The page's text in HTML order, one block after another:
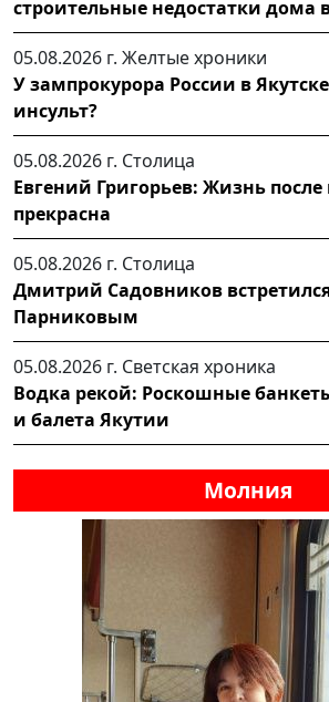
строительные недостатки дома
05.08.2026 г. Желтые хроники
У зампрокурора России в
инсульт?
05.08.2026 г. Столица
Евгений Григорьев: Жизнь после
прекрасна
05.08.2026 г. Столица
Дмитрий Садовников
Парниковым
05.08.2026 г. Светская хроника
Водка рекой: Роскошные
и балета Якутии
Молния